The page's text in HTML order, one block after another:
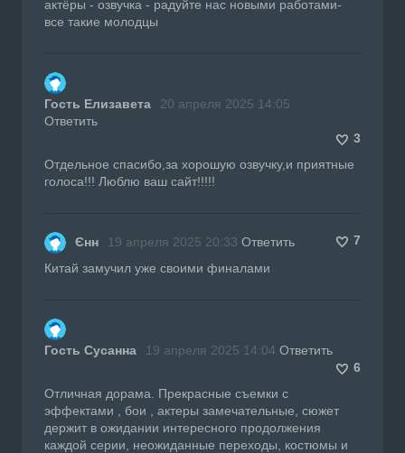
актёры - озвучка - радуйте нас новыми работами-
все такие молодцы
Гость Елизавета
20 апреля 2025 14:05
Ответить
3
Отдельное спасибо,за хорошую озвучку,и приятные
голоса!!! Люблю ваш сайт!!!!!
Єнн 19 апреля 2025 20:33 Ответить
7
Китай замучил уже своими финалами
Гость Сусанна 19 апреля 2025 14:04 Ответить
6
Отличная дорама. Прекрасные съемки с
эффектами , бои , актеры замечательные, сюжет
держит в ожидании интересного продолжения
каждой серии, неожиданные переходы, костюмы и